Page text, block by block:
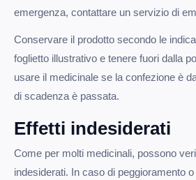
emergenza, contattare un servizio di
Conservare il prodotto secondo le
foglietto illustrativo e tenere fuori dalla
usare il medicinale se la confezione è
di scadenza è passata.
Effetti indesiderati
Come per molti medicinali, possono
indesiderati. In caso di peggioramento